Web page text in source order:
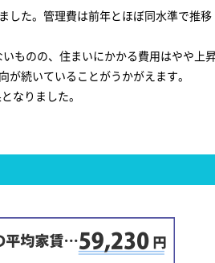
した。管理費は前年とほぼ同水準で推移
ものの、住まいにかかる費用はやや上
続いていることがうかがえます。
なりました。